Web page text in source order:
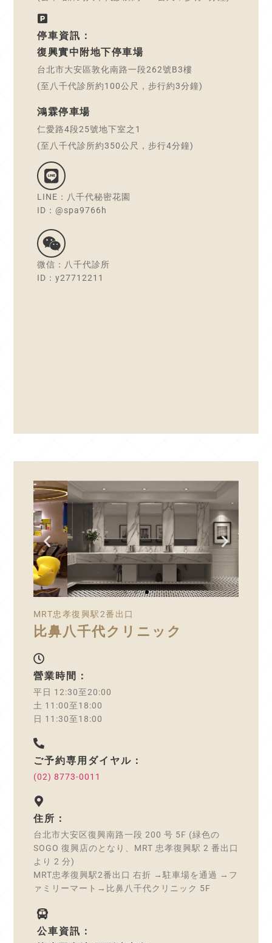
停車資訊：
復興實中附地下停車場
台北市大安區敦化南路一段262號B3樓
(至八千代診所約100公尺，步行約3分鐘)
鴻霖停車場
仁愛路4段25號地下室之1
(至八千代診所約350公尺，步行4分鐘)
LINE：八千代秘密花園
ID：@spa9766h
微信：八千代診所
ID：y27712211
MRT忠孝復興駅2番出口
比鼻八千代クリニック
營業時間：
平日 12:30至20:00
土 11:00至18:00
日 11:30至18:00
ご予約専用ダイヤル：
(02) 8773-0011
住所：
台北市大安区復興南路一段 200 号 5F (緑色の
SOGO 復興店のとなり、MRT 忠孝復興駅 2 番出口
より 2 分)
MRT忠孝復興駅2番出口 右折 →駐車場を通過 →フ
ァミリーマート→比鼻八千代クリニック 5F
公車資訊：